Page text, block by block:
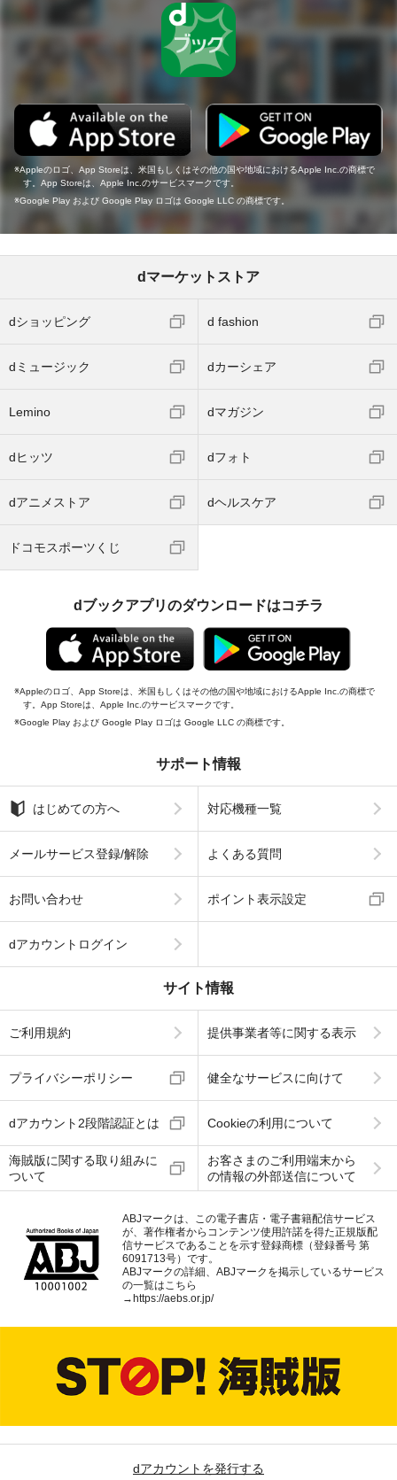
Appleのロゴ、App Storeは、米国もしくはその他の国や地域におけるApple Inc.の商標で
す。App Storeは、Apple Inc.のサービスマークです。
Google Play および Google Play ロゴは Google LLC の商標です。
dマーケットストア
dショッピング d fashion
dミュージック dカーシェア
Lemino dマガジン
dヒッツ dフォト
dアニメストア dヘルスケア
ドコモスポーツくじ
dブックアプリのダウンロードはコチラ
Appleのロゴ、App Storeは、米国もしくはその他の国や地域におけるApple Inc.の商標で
す。App Storeは、Apple Inc.のサービスマークです。
Google Play および Google Play ロゴは Google LLC の商標です。
サポート情報
はじめての方へ 対応機種一覧
メールサービス登録/解除 よくある質問
お問い合わせ ポイント表示設定
dアカウントログイン
サイト情報
ご利用規約 提供事業者等に関する表示
プライバシーポリシー 健全なサービスに向けて
dアカウント2段階認証とは Cookieの利用について
海賊版に関する取り組みに
ついて
お客さまのご利用端末から
の情報の外部送信について
ABJマークは、この電子書店・電子書籍配信サービス
が、著作権者からコンテンツ使用許諾を得た正規版配
信サービスであることを示す登録商標（登録番号 第
6091713号）です。
ABJマークの詳細、ABJマークを掲示しているサービス
の一覧はこちら
→ https://aebs.or.jp/
dアカウントを発行する